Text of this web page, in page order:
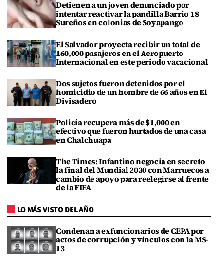
Detienen a un joven denunciado por
intentar reactivar la pandilla Barrio 18
Sureños en colonias de Soyapango
El Salvador proyecta recibir un total de
160,000 pasajeros en el Aeropuerto
Internacional en este periodo vacacional
Dos sujetos fueron detenidos por el
homicidio de un hombre de 66 años en El
Divisadero
Policía recupera más de $1,000 en
efectivo que fueron hurtados de una casa
en Chalchuapa
The Times: Infantino negocia en secreto
la final del Mundial 2030 con Marruecos a
cambio de apoyo para reelegirse al frente
de la FIFA
LO MÁS VISTO DEL AÑO
Condenan a exfuncionarios de CEPA por
actos de corrupción y vínculos con la MS-
13